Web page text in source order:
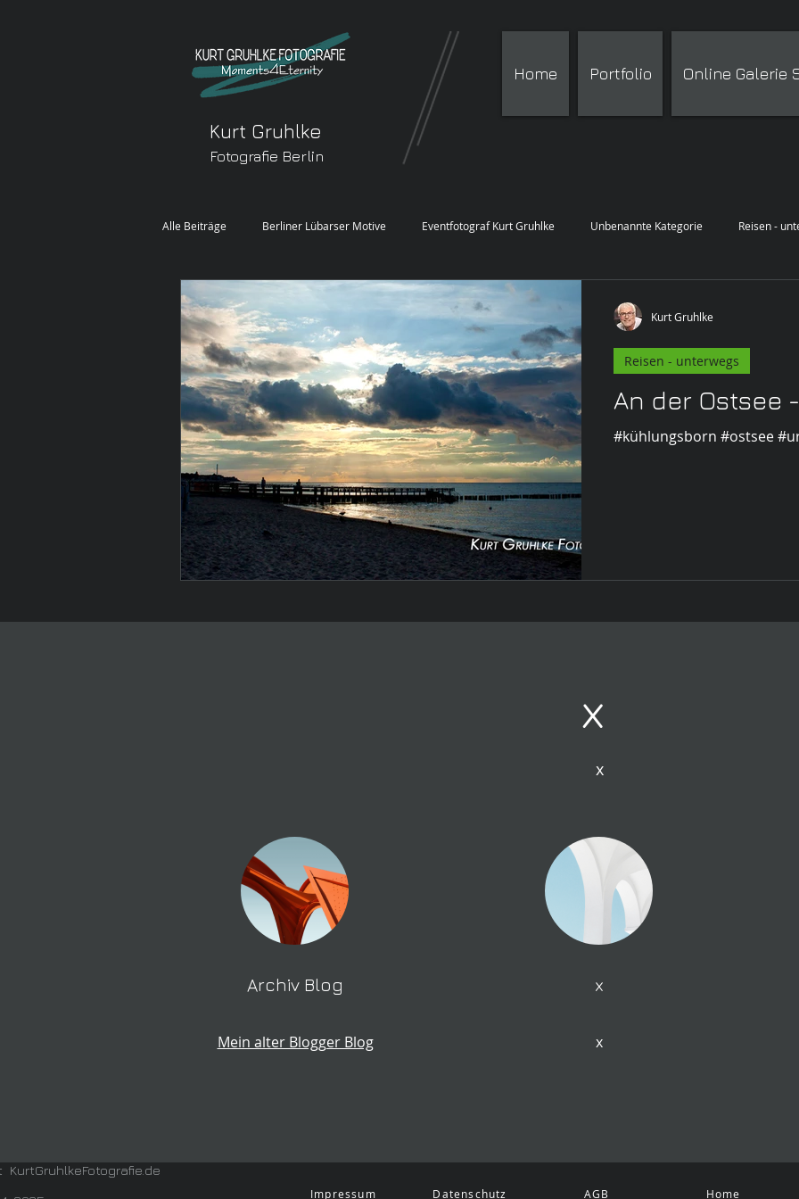
Kurt Gruhlke
Fotografie Berlin
Home Portfolio Online Galerie
Alle Beiträge Berliner Lübarser Motive Eventfotograf Kurt Gruhlke Unbenannte Kategorie Reisen -
FREIE ARBEIT
An der Ostsee
#kühlungsborn #ostsee
Reisen - unterwegs
Kurt Gruhlke
x
x
Archiv Blog
Mein alter Blogger Blog
x
x
Datenschutz AGB Home
Impressum